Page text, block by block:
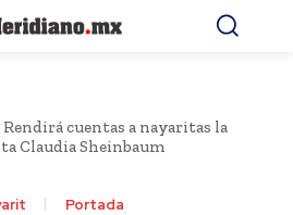
Rendirá cuentas a nayaritas la
Claudia Sheinbaum
Portada